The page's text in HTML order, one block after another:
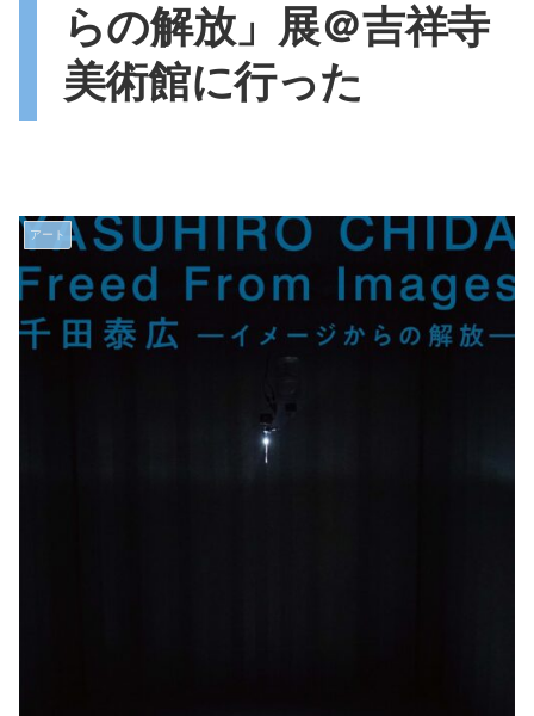
らの解放」展＠吉祥寺
美術館に行った
アート